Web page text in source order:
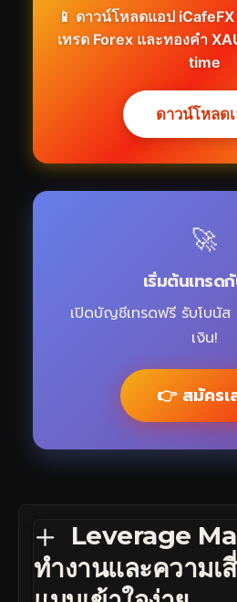
📱 ดาวน์โหลดแอป
เทรด Forex และทองคำ
time
ดาวน์โหลด
🚀
เริ่มต้นเทรดกั
เปิดบัญชีเทรดฟรี รับโบนั
เงิน!
👉 สมัครเ
Leverage
ทำงานและความเ